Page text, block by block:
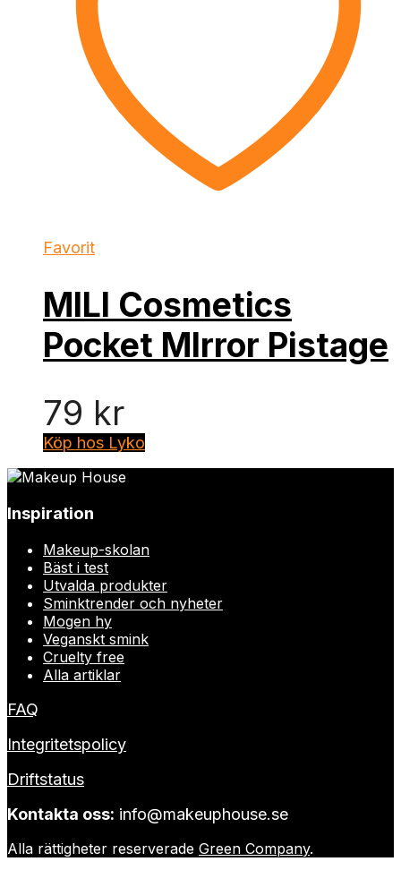
Favorit
MILI Cosmetics
Pocket MIrror Pistage
79 kr
Köp hos Lyko
Inspiration
Makeup-skolan
Bäst i test
Utvalda produkter
Sminktrender och nyheter
Mogen hy
Veganskt smink
Cruelty free
Alla artiklar
FAQ
Integritetspolicy
Driftstatus
Kontakta oss: info@makeuphouse.se
Alla rättigheter reserverade Green Company.